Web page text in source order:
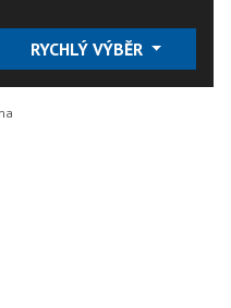
RYCHLÝ VÝBĚR